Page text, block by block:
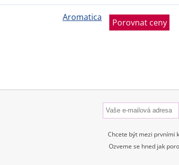
Aromatica Porovnat ceny
Chcete být mezi prvními
Ozveme se hned jak